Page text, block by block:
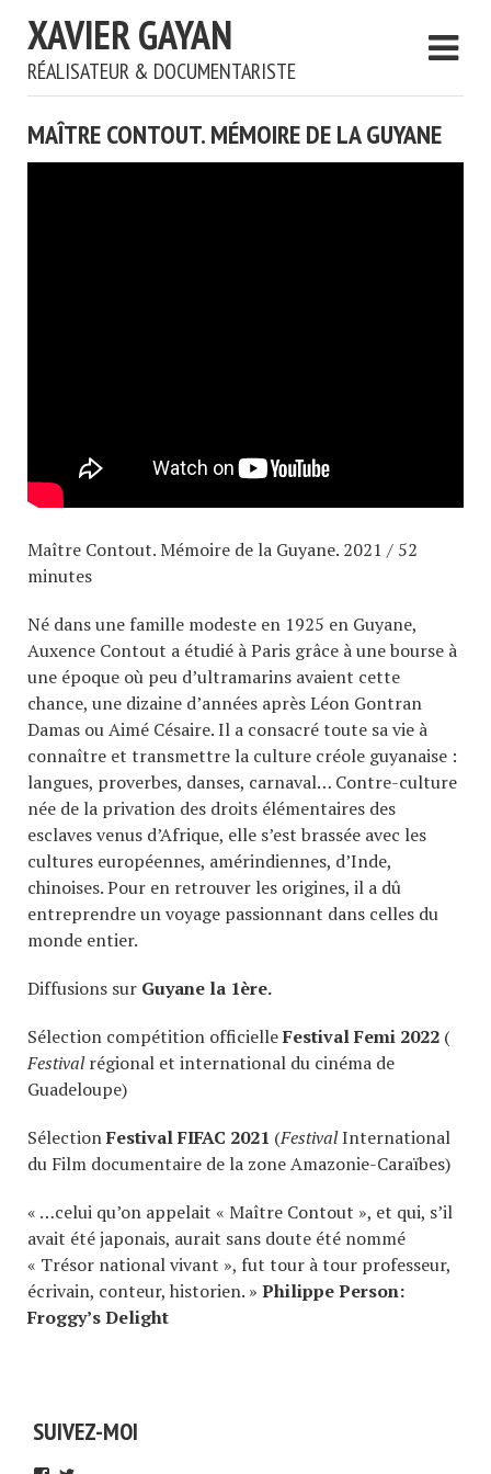
XAVIER GAYAN
RÉALISATEUR & DOCUMENTARISTE
MAÎTRE CONTOUT. MÉMOIRE DE LA GUYANE
Maître Contout. Mémoire de la Guyane. 2021 / 52
minutes
Né dans une famille modeste en 1925 en Guyane,
Auxence Contout a étudié à Paris grâce à une bourse à
une époque où peu d’ultramarins avaient cette
chance, une dizaine d’années après Léon Gontran
Damas ou Aimé Césaire. Il a consacré toute sa vie à
connaître et transmettre la culture créole guyanaise :
langues, proverbes, danses, carnaval… Contre-culture
née de la privation des droits élémentaires des
esclaves venus d’Afrique, elle s’est brassée avec les
cultures européennes, amérindiennes, d’Inde,
chinoises. Pour en retrouver les origines, il a dû
entreprendre un voyage passionnant dans celles du
monde entier.
Diffusions sur Guyane la 1ère.
Sélection compétition officielleFestival Femi 2022 (
Festivalrégional et international du cinéma de
Guadeloupe)
SélectionFestival FIFAC 2021 (FestivalInternational
du Film documentaire de la zone Amazonie-Caraïbes)
« …celui qu’on appelait « Maître Contout », et qui, s’il
avait été japonais, aurait sans doute été nommé
« Trésor national vivant », fut tour à tour professeur,
écrivain, conteur, historien. » Philippe Person:
Froggy’s Delight
SUIVEZ-MOI